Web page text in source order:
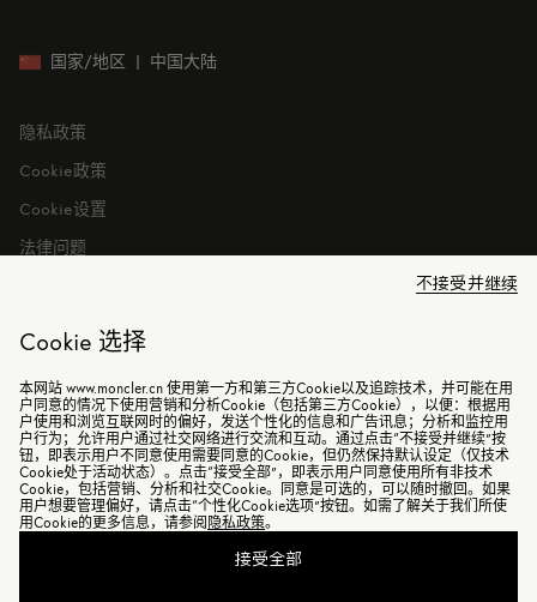
Cookie 选择
不接受并继续
本网站 www.moncler.cn 使用第一方和第三方Cookie以及追踪技术，并可能在用
户同意的情况下使用营销和分析Cookie（包括第三方Cookie），以便：根据用
户使用和浏览互联网时的偏好，发送个性化的信息和广告讯息；分析和监控用
户行为；允许用户通过社交网络进行交流和互动。通过点击“不接受并继续”按
钮，即表示用户不同意使用需要同意的Cookie，但仍然保持默认设定（仅技术
Cookie处于活动状态）。点击“接受全部”，即表示用户同意使用所有非技术
Cookie，包括营销、分析和社交Cookie。同意是可选的，可以随时撤回。如果
用户想要管理偏好，请点击“个性化Cookie选项”按钮。如需了解关于我们所使
用Cookie的更多信息，请参阅 隐私政策。
接受全部
投资者关系
国家/地区 | 中国大陆
隐私政策
Cookie政策
Cookie设置
法律问题
©2026 盟可睐（上海）商贸有限公司 保留所有权利
电子营业执照
沪ICP备2021014729号-2
沪公网安备31010602006898号